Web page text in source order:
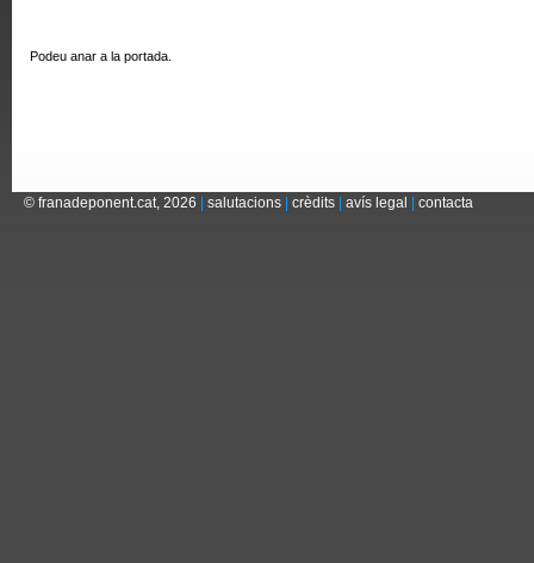
Podeu anar a la portada
© franadeponent.cat, 2026 salutacions crèdits avís legal contacta